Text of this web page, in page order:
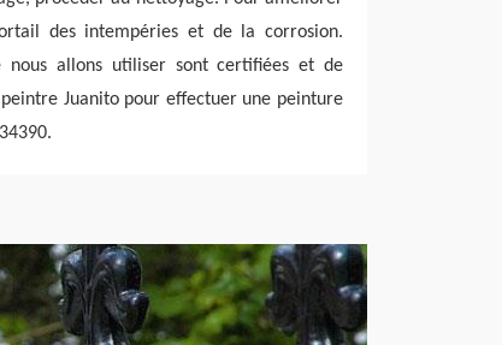
des intempéries et de la corrosion.
nous allons utiliser sont certifiées et de
Juanito pour effectuer une peinture